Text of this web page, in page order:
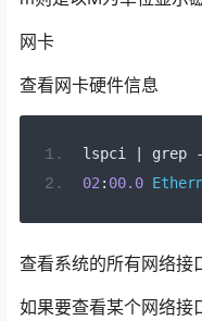
网卡
查看网卡硬件信息
lspci grep -
02 : 00.0
查看系统的所有网络
如果要查看某个网络